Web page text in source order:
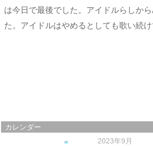
は今日で最後でした。アイドルらしか
た。アイドルはやめるとしても歌い続け
カレンダー
2023年9月